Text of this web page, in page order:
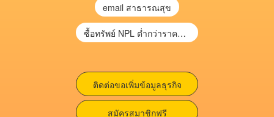
email สาธารณสุข
ซื้อทรัพย์ NPL ต่ำกว่าราคาตลาด 30-70% แบบไม่ต้องไปประมูล”
ติดต่อขอเพิ่มข้อมูลธุรกิจ
สมัครสมาชิกฟรี